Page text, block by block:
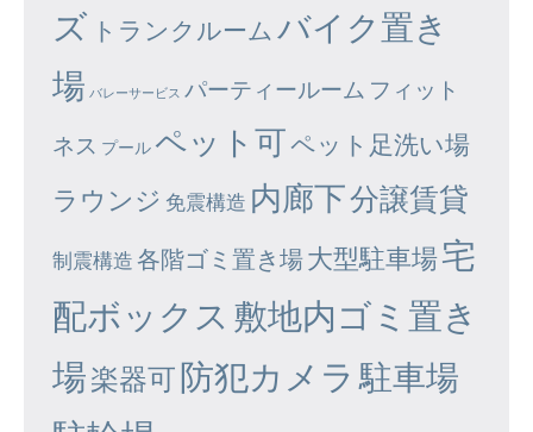
ズ トランクルーム バイク置き
場 バレーサービス パーティールーム フィット
ネス プール ペット可ペット足洗い場
ラウンジ 免震構造 内廊下分譲賃貸
制震構造 各階ゴミ置き場大型駐車場宅
配ボックス 敷地内ゴミ置き
場楽器可防犯カメラ 駐車場